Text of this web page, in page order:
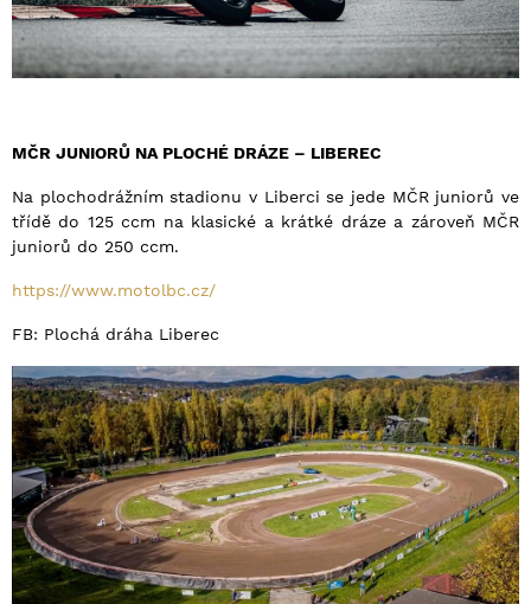
MČR JUNIORŮ NA PLOCHÉ DRÁZE – LIBEREC
Na plochodrážním stadionu v Liberci se jede MČR juniorů ve
třídě do 125 ccm na klasické a krátké dráze a zároveň MČR
juniorů do 250 ccm.
https://www.motolbc.cz/
FB: Plochá dráha Liberec